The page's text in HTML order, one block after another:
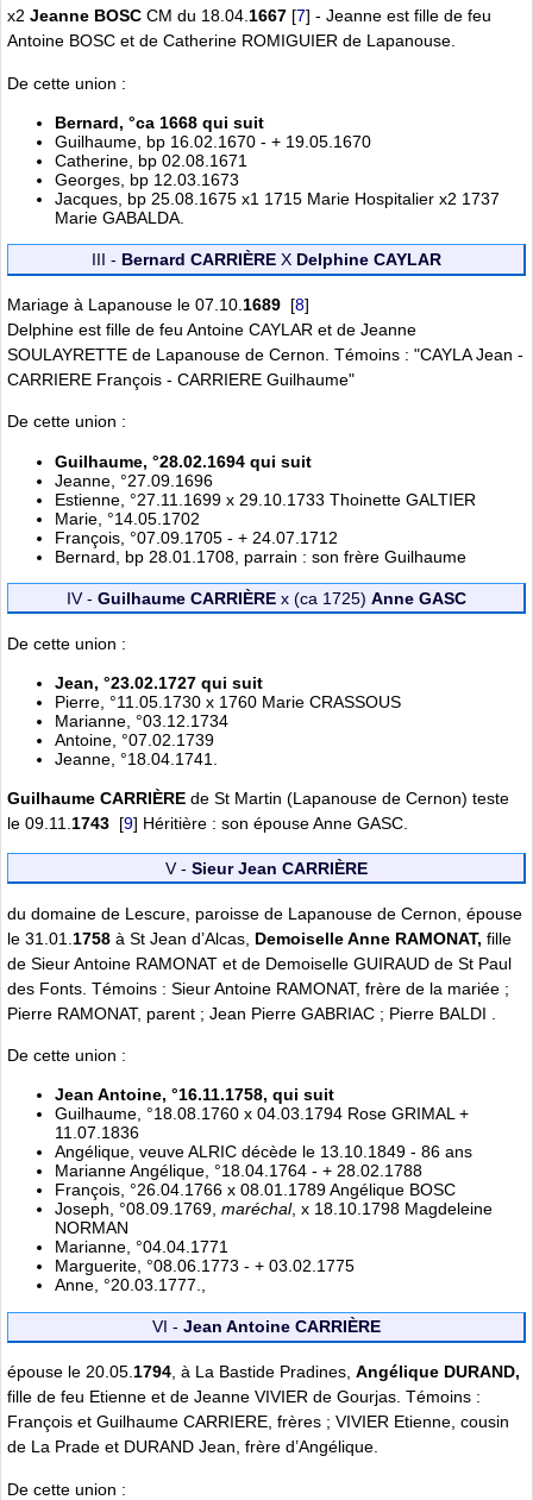
x2 Jeanne BOSC CM du 18.04.1667 [7] - Jeanne est fille de feu
Antoine BOSC et de Catherine ROMIGUIER de Lapanouse.
De cette union :
Bernard, °ca 1668 qui suit
Guilhaume, bp 16.02.1670 - + 19.05.1670
Catherine, bp 02.08.1671
Georges, bp 12.03.1673
Jacques, bp 25.08.1675 x1 1715 Marie Hospitalier x2 1737
Marie GABALDA.
III - Bernard CARRIÈREX Delphine CAYLAR
Mariage à Lapanouse le 07.10. 1689 [8]
Delphine est fille de feu Antoine CAYLAR et de Jeanne
SOULAYRETTE de Lapanouse de Cernon. Témoins : "CAYLA Jean -
CARRIERE François - CARRIERE Guilhaume"
De cette union :
Guilhaume, °28.02.1694 qui suit
Jeanne, °27.09.1696
Estienne, °27.11.1699 x 29.10.1733 Thoinette GALTIER
Marie, °14.05.1702
François, °07.09.1705 - + 24.07.1712
Bernard, bp 28.01.1708, parrain : son frère Guilhaume
IV - Guilhaume CARRIÈREx (ca 1725) Anne GASC
De cette union :
Jean, °23.02.1727 qui suit
Pierre, °11.05.1730 x 1760 Marie CRASSOUS
Marianne, °03.12.1734
Antoine, °07.02.1739
Jeanne, °18.04.1741.
Guilhaume CARRIÈRE de St Martin (Lapanouse de Cernon) teste
le 09.11. 1743 [9] Héritière : son épouse Anne GASC.
V - Sieur Jean CARRIÈRE
du domaine de Lescure, paroisse de Lapanouse de Cernon, épouse
le 31.01. 1758 à St Jean d’Alcas, Demoiselle Anne RAMONAT, fille
de Sieur Antoine RAMONAT et de Demoiselle GUIRAUD de St Paul
des Fonts. Témoins : Sieur Antoine RAMONAT, frère de la mariée ;
Pierre RAMONAT, parent ; Jean Pierre GABRIAC ; Pierre BALDI .
De cette union :
Jean Antoine, °16.11.1758, qui suit
Guilhaume, °18.08.1760 x 04.03.1794 Rose GRIMAL +
11.07.1836
Angélique, veuve ALRIC décède le 13.10.1849 - 86 ans
Marianne Angélique, °18.04.1764 - + 28.02.1788
François, °26.04.1766 x 08.01.1789 Angélique BOSC
Joseph, °08.09.1769, maréchal, x 18.10.1798 Magdeleine
NORMAN
Marianne, °04.04.1771
Marguerite, °08.06.1773 - + 03.02.1775
Anne, °20.03.1777.,
VI - Jean Antoine CARRIÈRE
épouse le 20.05.1794, à La Bastide Pradines, Angélique DURAND,
fille de feu Etienne et de Jeanne VIVIER de Gourjas. Témoins :
François et Guilhaume CARRIERE, frères ; VIVIER Etienne, cousin
de La Prade et DURAND Jean, frère d’Angélique.
De cette union :